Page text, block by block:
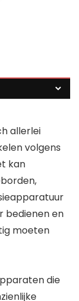
allerlei
volgens
kan
bedienen en
moeten
die